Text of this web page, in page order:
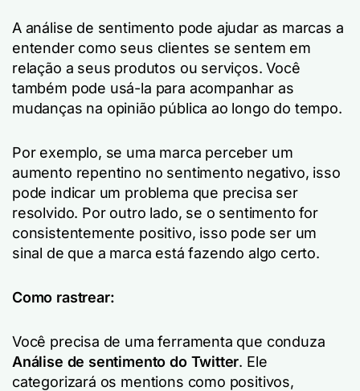
A análise de sentimento pode ajudar as marcas a
entender como seus clientes se sentem em
relação a seus produtos ou serviços. Você
também pode usá-la para acompanhar as
mudanças na opinião pública ao longo do tempo.
Por exemplo, se uma marca perceber um
aumento repentino no sentimento negativo, isso
pode indicar um problema que precisa ser
resolvido. Por outro lado, se o sentimento for
consistentemente positivo, isso pode ser um
sinal de que a marca está fazendo algo certo.
Como rastrear:
Você precisa de uma ferramenta que conduza
Análise de sentimento do Twitter. Ele
categorizará os mentions como positivos,